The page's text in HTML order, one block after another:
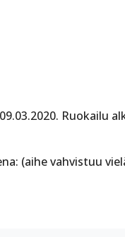
Ruokailu
(aihe vahvistuu